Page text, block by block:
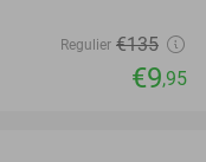
Regulier €135
€9,95